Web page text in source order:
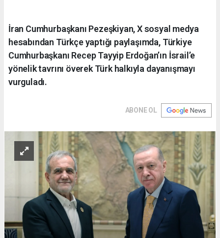
İran Cumhurbaşkanı Pezeşkiyan, X sosyal medya
hesabından Türkçe yaptığı paylaşımda, Türkiye
Cumhurbaşkanı Recep Tayyip Erdoğan’ın İsrail’e
yönelik tavrını överek Türk halkıyla dayanışmayı
vurguladı.
ABONE OL